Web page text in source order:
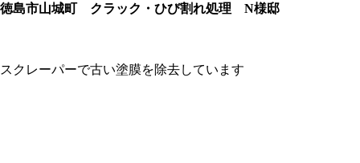
徳島市山城町 クラック・ひび割れ処理 N様邸
スクレーパーで古い塗膜を除去しています